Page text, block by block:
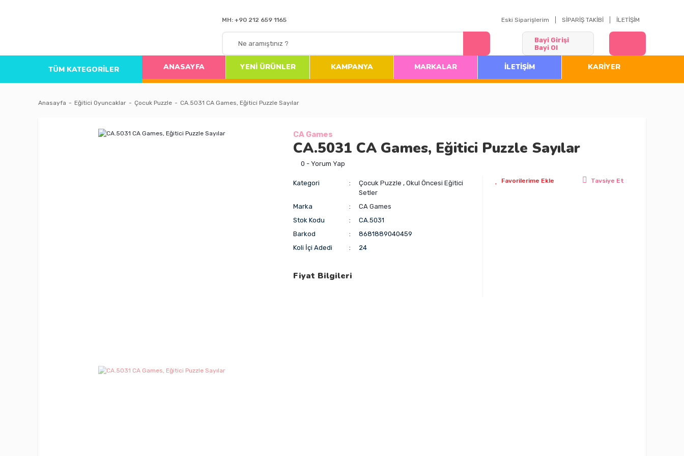
MH: +90 212 659 1165 Eski Siparişlerim SİPARİŞ TAKİBİ İLETİŞİM
Bayi Girişi
Bayi Ol
TÜM KATEGORİLER ANASAYFA YENİ ÜRÜNLER KAMPANYA MARKALAR İLETİŞİM KARİYER
Anasayfa Eğitici Oyuncaklar Çocuk Puzzle CA.5031 CA Games, Eğitici Puzzle Sayılar
CA Games
CA.5031 CA Games, Eğitici Puzzle Sayılar
0 - Yorum Yap
Kategori Çocuk Puzzle , Okul Öncesi Eğitici
Setler
Marka
CA Games
Stok Kodu
CA.5031
Barkod
8681889040459
Koli İçi Adedi
24
Fiyat Bilgileri
Tavsiye Et